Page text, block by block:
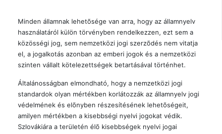
Minden államnak lehetõsége van arra, hogy az államnyelv
használatáról külön törvényben rendelkezzen, ezt sem a
közösségi jog, sem nemzetközi jogi szerzõdés nem vitatja
el, a jogalkotás azonban az emberi jogok és a nemzetközi
szinten vállalt kötelezettségek betartásával történhet.
Általánosságban elmondható, hogy a nemzetközi jogi
standardok olyan mértékben korlátozzák az államnyelv jogi
védelmének és elõnyben részesítésének lehetõségeit,
amilyen mértékben a kisebbségi nyelvi jogokat védik.
Szlovákiára a területén élõ kisebbségek nyelvi jogai